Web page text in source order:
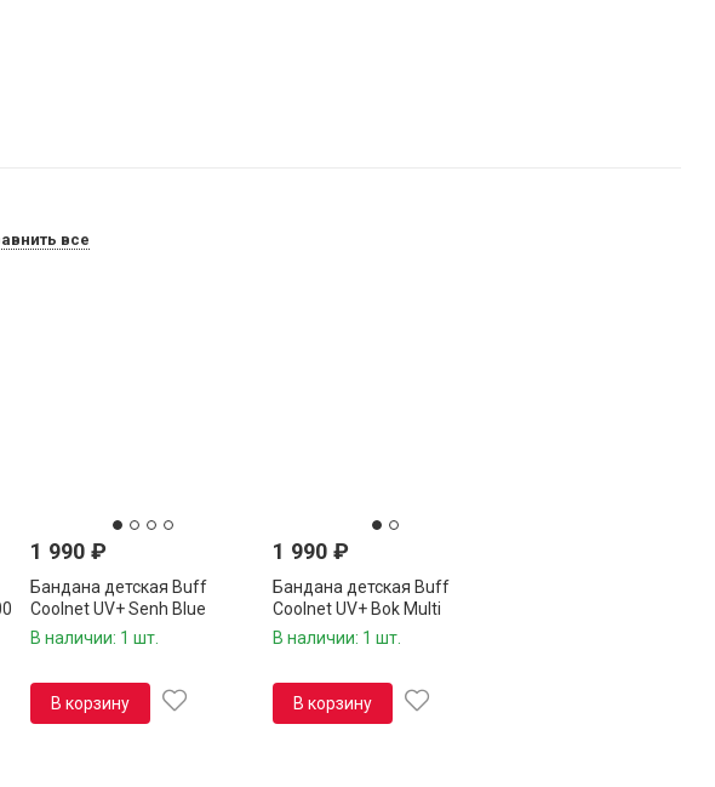
все
1 990 ₽
Бандана детская Buff
Coolnet UV+ Senh Blue
131309.707.10.00
В наличии: 1 шт.
В корзину
1 990 ₽
Бандана детская Buff
Coolnet UV+ Bok Multi
131307.555.10.00
В наличии: 1 шт.
В корзину